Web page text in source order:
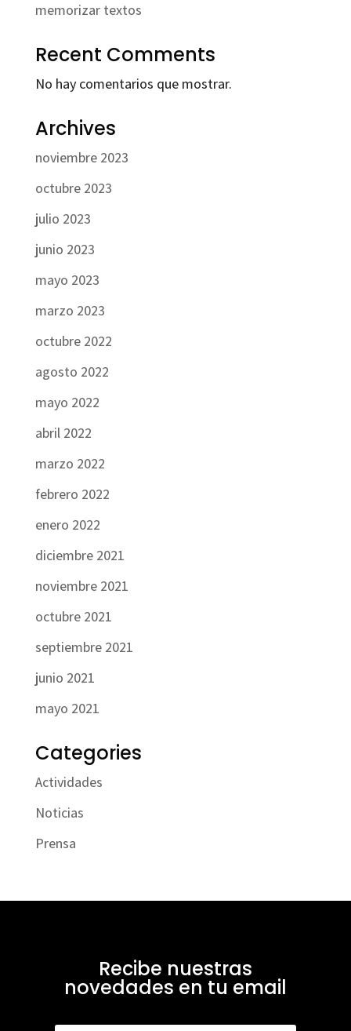
memorizar textos
Recent Comments
No hay comentarios que mostrar.
Archives
noviembre 2023
octubre 2023
julio 2023
junio 2023
mayo 2023
marzo 2023
octubre 2022
agosto 2022
mayo 2022
abril 2022
marzo 2022
febrero 2022
enero 2022
diciembre 2021
noviembre 2021
octubre 2021
septiembre 2021
junio 2021
mayo 2021
Categories
Actividades
Noticias
Prensa
Recibe nuestras
novedades en tu email